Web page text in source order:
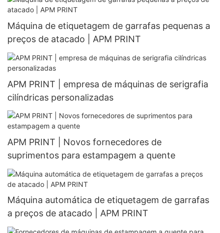
Máquina de etiquetagem de garrafas pequenas a
preços de atacado | APM PRINT
APM PRINT | empresa de máquinas de serigrafia
cilíndricas personalizadas
APM PRINT | Novos fornecedores de
suprimentos para estampagem a quente
Máquina automática de etiquetagem de garrafas
a preços de atacado | APM PRINT